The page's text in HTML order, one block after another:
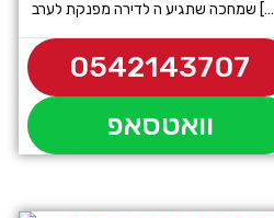
לדירה מפנקת לערב […]
0542143707
וואטסאפ